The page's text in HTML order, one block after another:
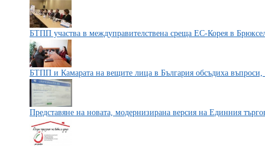
БТПП участва в междуправителствена среща ЕС-Корея в
БТПП и Камарата на вещите лица в България обсъдиха въпроси,
Представяне на новата, модернизирана версия на Единния